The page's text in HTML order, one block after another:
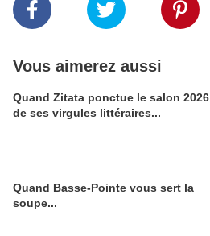
Vous aimerez aussi
Quand Zitata ponctue le salon 2026
de ses virgules littéraires...
Quand Basse-Pointe vous sert la
soupe...